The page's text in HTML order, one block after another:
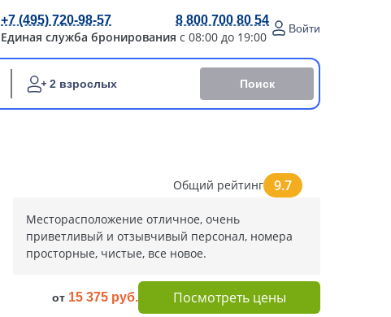
+7 (495) 720-98-57 8 800 700 80 54
Единая служба бронирования с 08:00 до 19:00
Войти
2 взрослых Поиск
Общий рейтинг 9.7
Месторасположение отличное, очень
приветливый и отзывчивый персонал, номера
просторные, чистые, все новое.
от 15 375 руб. Посмотреть цены